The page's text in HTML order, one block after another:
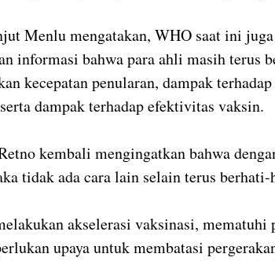
Menlu mengatakan, WHO saat ini
informasi bahwa para ahli masih terus
kecepatan penularan, dampak
dampak terhadap efektivitas vaksin.
kembali mengingatkan bahwa
tidak ada cara lain selain terus berhati-
akselerasi vaksinasi, mematuhi
upaya untuk membatasi